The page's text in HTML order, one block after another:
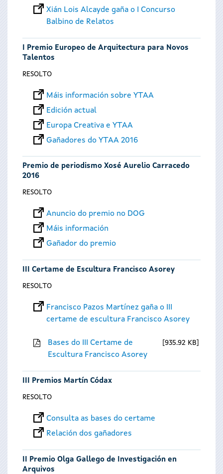
Xián Lois Alcayde gaña o I Concurso
Balbino de Relatos
I Premio Europeo de Arquitectura para Novos
Talentos
RESOLTO
Máis información sobre YTAA
Edición actual
Europa Creativa e YTAA
Gañadores do YTAA 2016
Premio de periodismo Xosé Aurelio Carracedo
2016
RESOLTO
Anuncio do premio no DOG
Máis información
Gañador do premio
III Certame de Escultura Francisco Asorey
RESOLTO
Francisco Pazos Martínez gaña o III
certame de escultura Francisco Asorey
Bases do III Certame de
Escultura Francisco Asorey
935.92 KB
III Premios Martín Códax
RESOLTO
Consulta as bases do certame
Relación dos gañadores
II Premio Olga Gallego de Investigación en
Arquivos